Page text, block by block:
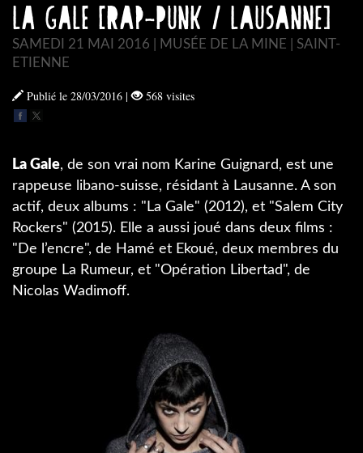
LA GALE [Rap-Punk / Lausanne]
SAMEDI 21 MAI 2016 | MUSÉE DE LA MINE | SAINT-
ETIENNE
Publié le 28/03/2016 | 568 visites
La Gale, de son vrai nom Karine Guignard, est une
rappeuse libano-suisse, résidant à Lausanne. A son
actif, deux albums : "La Gale" (2012), et "Salem City
Rockers" (2015). Elle a aussi joué dans deux films :
"De l’encre", de Hamé et Ekoué, deux membres du
groupe La Rumeur, et "Opération Libertad", de
Nicolas Wadimoff.